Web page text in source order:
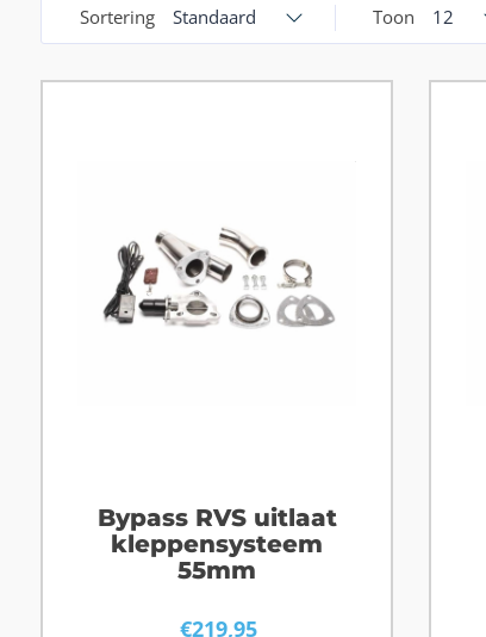
Sortering Standaard Toon 12
Bypass RVS uitlaat
kleppensysteem
55mm
€219,95